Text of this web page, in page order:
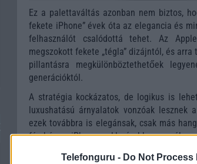
Telefonguru - Do Not
Ez a palettaváltás azonban nem biztos,
fekete iPhone” évek óta az elegancia és
felhasználót csalódottá tehet. Az
megszokott fekete „tégla” dizájntól, és
pillantásra megkülönböztethetőek
generációktól.
A stratégia kockázatos, de logikus is
luxushatású árnyalatok vonzóak
ezek továbbra is elegánsak, csak más
fémházas iPhone exkluzívabb,